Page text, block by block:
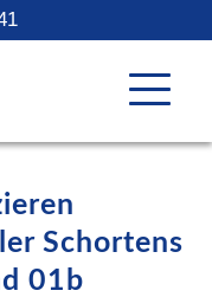
Schortens
01b